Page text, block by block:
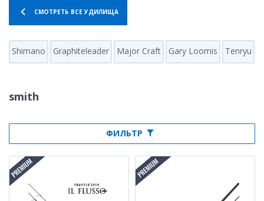
СМОТРЕТЬ ВСЕ УДИЛИЩА
Shimano Graphiteleader Major Craft Gary Loomis Tenryu
smith
ФИЛЬТР